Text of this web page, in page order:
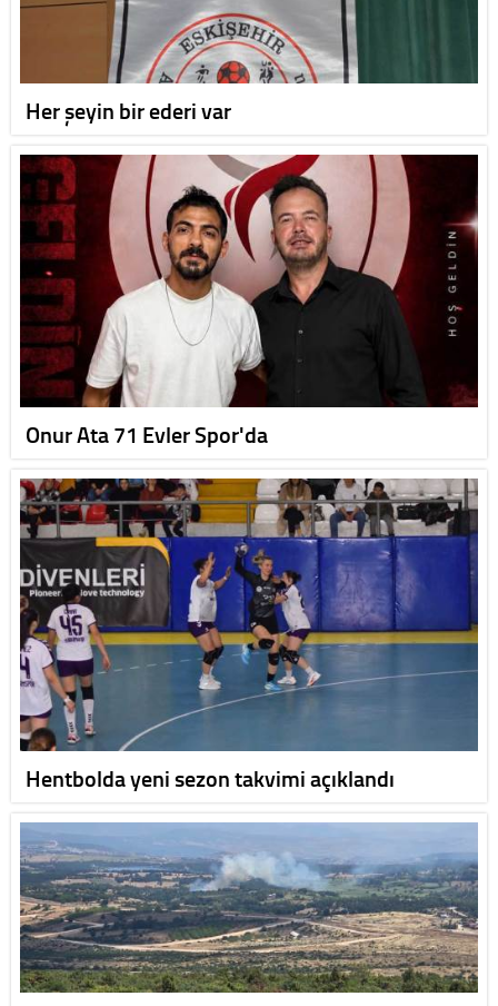
Her şeyin bir ederi var
Onur Ata 71 Evler Spor'da
Hentbolda yeni sezon takvimi açıklandı